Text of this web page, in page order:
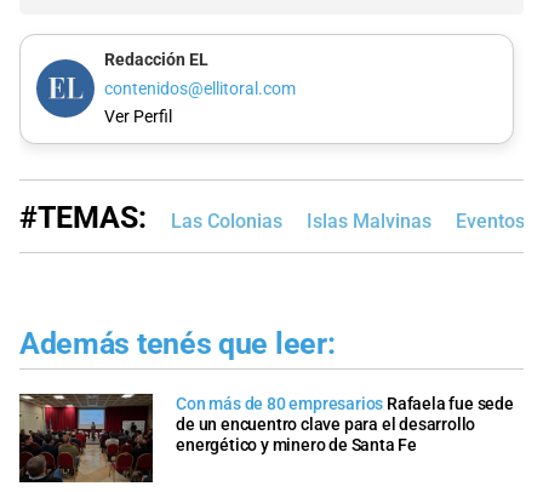
Redacción EL
contenidos@ellitoral.com
Ver Perfil
#TEMAS: Las Colonias Islas Malvinas Eventos
Además tenés que leer:
Con más de 80 empresarios Rafaela fue sede
de un encuentro clave para el desarrollo
energético y minero de Santa Fe